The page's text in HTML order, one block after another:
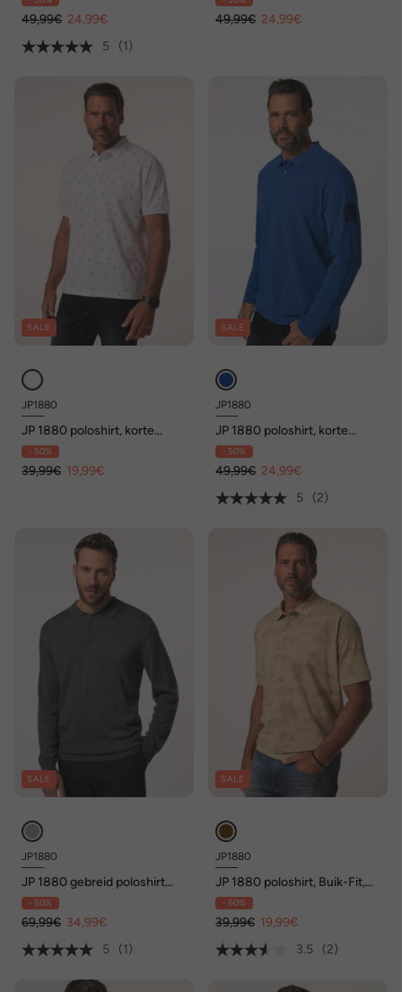
over print, XXL tot 8XL
49,99€ 24,99€
5
(1)
49,99€ 24,99€
SALE
JP1880
JP 1880 poloshirt, korte
mouwen, piqué, all-overprint,
tot 8XL
- 50%
39,99€ 19,99€
SALE
JP1880
JP 1880 poloshirt, korte
mouwen, piqué,
mouwembleem, tot 8XL
- 50%
49,99€ 24,99€
5
(2)
SALE
JP1880
JP 1880 gebreid poloshirt
FLEXNAMIC®, lange
mouwen, MerinoTouch, tot
7XL
- 50%
69,99€ 34,99€
5
(1)
SALE
JP1880
JP 1880 poloshirt, Buik-Fit,
korte mouwen, piqué, all-
over print, XXL tot 8XL
- 50%
39,99€ 19,99€
3.5
(2)